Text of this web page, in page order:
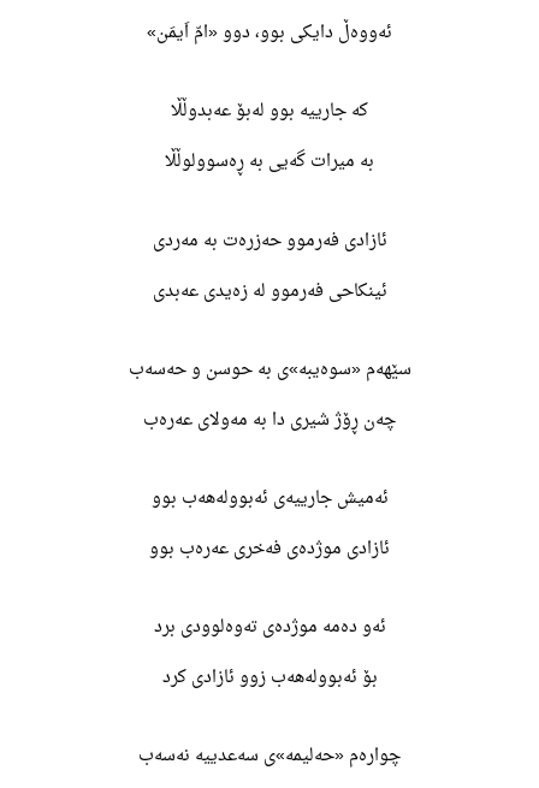
ئەووەڵ دایکی بوو، دوو «امّ اَيمَن»
کە جارییە بوو لەبۆ عەبدوڵڵا
بە میرات گەیی بە ڕەسوولوڵڵا
ئازادی فەرموو حەزرەت بە مەردی
ئینکاحی فەرموو لە زەیدی عەبدی
سێھەم «سوەیبە»ی بە حوسن و حەسەب
چەن ڕۆژ شیری دا بە مەولای عەرەب
ئەمیش جارییەی ئەبوولەھەب بوو
ئازادی موژدەی فەخری عەرەب بوو
ئەو دەمە موژدەی تەوەلوودی برد
بۆ ئەبوولەھەب زوو ئازادی کرد
چوارەم «حەلیمە»ی سەعدییە نەسەب